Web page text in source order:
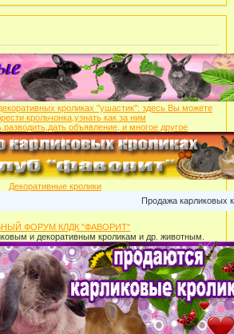
Декоративные кролики
Продажа карликовых
ФОРУМ КЛДК "ФАВОРИТ"
и декоративным кроликам и др. животным.